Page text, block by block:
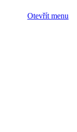
Otevřít menu